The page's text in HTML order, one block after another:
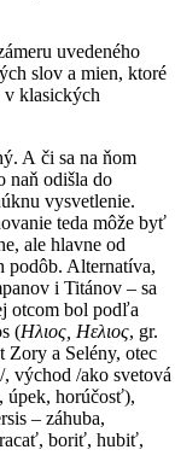
uvedeného
slov a mien, ktoré
v klasických
A či sa na ňom
naň odišla do
vysvetlenie.
teda môže byť
ale hlavne od
podôb. Alternatíva,
i Titánov – sa
otcom bol podľa
(Ηλιος, Ηελιος, gr.
Zory a Selény, otec
východ /ako svetová
úpek, horúčosť),
– záhuba,
boriť, hubiť,